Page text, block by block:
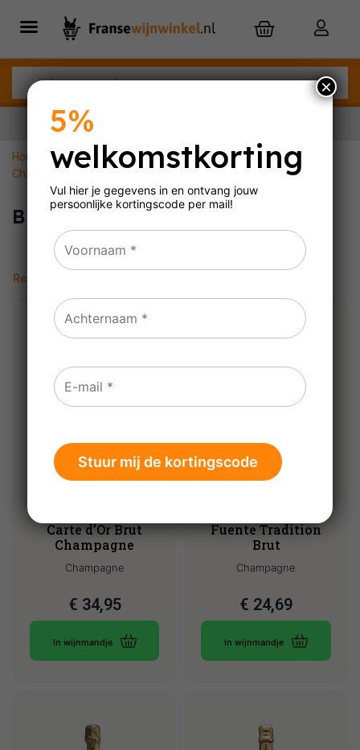
Nu besteld,
Home »Mousserende wijn»
Champagne
Brut champagne
Resultaat 1–16 van de 20 resultaten wordt getoond
Carte d’Or Brut
Champagne
Champagne
€ 34,95
In wijnmandje
Fuente Tradition
Brut
Champagne
€ 24,69
In wijnmandje
5%
welkomstkorting
Vul hier je gegevens in en ontvang jouw
persoonlijke kortingscode per mail!
×